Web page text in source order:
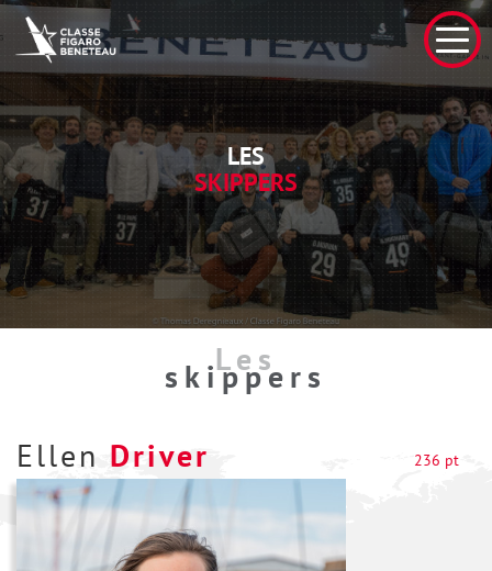
LES
SKIPPERS
Les
skippers
Ellen Driver 236 pt